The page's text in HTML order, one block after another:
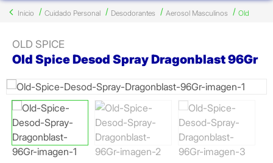
Inicio Cuidado Personal Desodorantes Aerosol Masculinos Old
OLD SPICE
Old Spice Desod Spray Dragonblast 96Gr